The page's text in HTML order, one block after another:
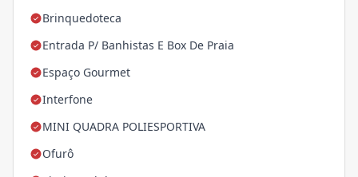
Brinquedoteca
Entrada P/ Banhistas E Box De Praia
Espaço Gourmet
Interfone
MINI QUADRA POLIESPORTIVA
Ofurô